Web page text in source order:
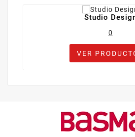
Studio
0
VER